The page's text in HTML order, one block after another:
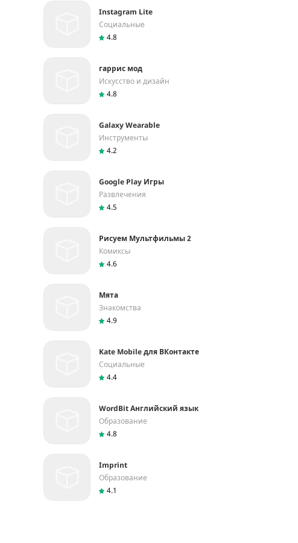
Instagram Lite
Социальные
4.8
гаррис мод
Искусство и дизайн
4.8
Galaxy Wearable
Инструменты
4.2
Google Play Игры
Развлечения
4.5
Рисуем Мультфильмы 2
Комиксы
4.6
Мята
Знакомства
4.9
Kate Mobile для ВКонтакте
Социальные
4.4
WordBit Английский язык
Образование
4.8
Imprint
Образование
4.1